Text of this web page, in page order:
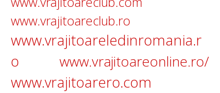
www.vrajitoareclub.ro
www.vrajitoareledinromania.r
o
www.vrajitoareonline.ro/
www.vrajitoarero.com